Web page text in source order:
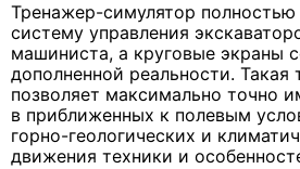
Тренажер-симулятор полностью
систему управления
машиниста, а круговые экраны
дополненной реальности. Такая
позволяет максимально точно
в приближенных к полевым
горно-геологических и
движения техники и